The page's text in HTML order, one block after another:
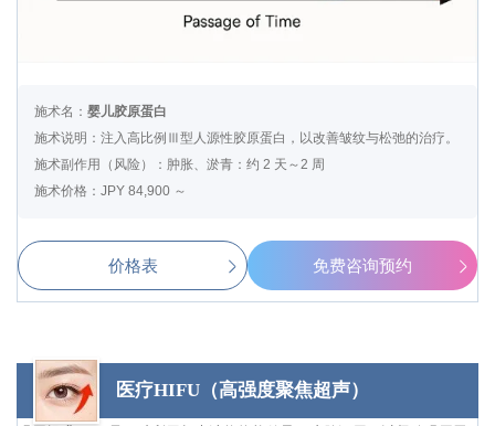
施术名： 婴儿胶原蛋白
施术说明：注入高比例Ⅲ型人源性胶原蛋白，以改善皱纹与松弛的治疗。
施术副作用（风险）：肿胀、淤青：约 2 天～2 周
施术价格：JPY 84,900 ～
价格表 免费咨询预约
医疗HIFU（高强度聚焦超声）